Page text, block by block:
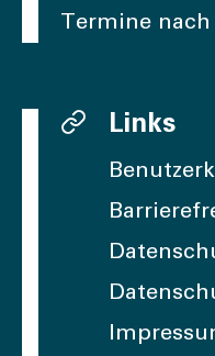
Termine
Links